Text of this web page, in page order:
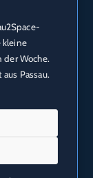
kleine
der Woche.
Passau.